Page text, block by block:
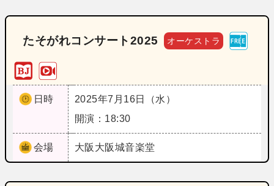
たそがれコンサート2025 オーケストラ
日時
2025年7月16日（水）
開演：18:30
会場 大阪 大阪城音楽堂